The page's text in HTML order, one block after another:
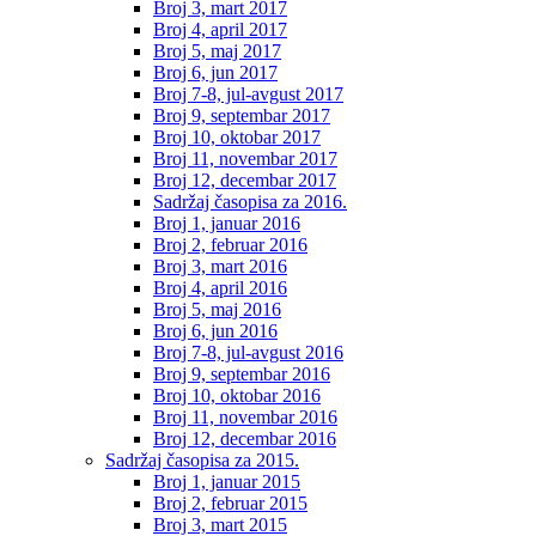
Broj 3, mart 2017
Broj 4, april 2017
Broj 5, maj 2017
Broj 6, jun 2017
Broj 7-8, jul-avgust 2017
Broj 9, septembar 2017
Broj 10, oktobar 2017
Broj 11, novembar 2017
Broj 12, decembar 2017
Sadržaj časopisa za 2016.
Broj 1, januar 2016
Broj 2, februar 2016
Broj 3, mart 2016
Broj 4, april 2016
Broj 5, maj 2016
Broj 6, jun 2016
Broj 7-8, jul-avgust 2016
Broj 9, septembar 2016
Broj 10, oktobar 2016
Broj 11, novembar 2016
Broj 12, decembar 2016
Sadržaj časopisa za 2015.
Broj 1, januar 2015
Broj 2, februar 2015
Broj 3, mart 2015